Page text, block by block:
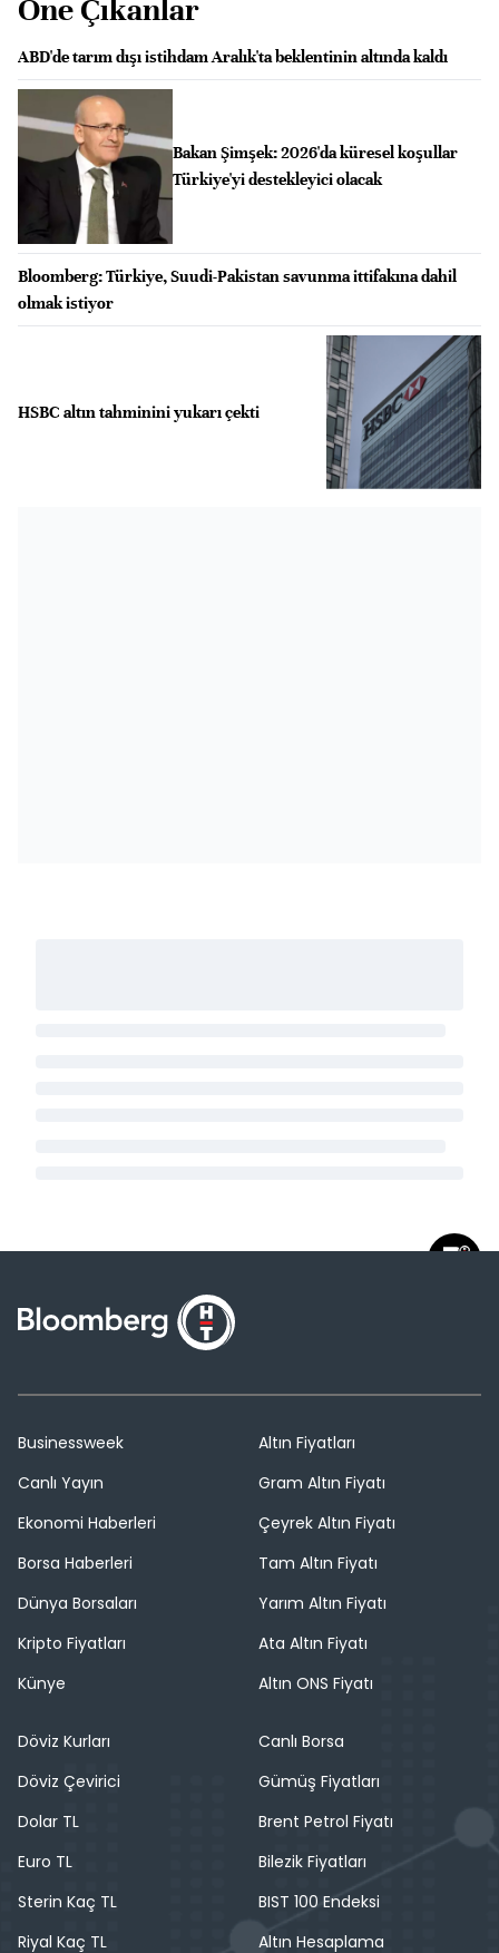
Öne Çıkanlar
ABD'de tarım dışı istihdam Aralık'ta beklentinin altında kaldı
Bakan Şimşek: 2026'da küresel koşullar
Türkiye'yi destekleyici olacak
Bloomberg: Türkiye, Suudi-Pakistan savunma ittifakına dahil
olmak istiyor
HSBC altın tahminini yukarı çekti
Businessweek
Canlı Yayın
Ekonomi Haberleri
Borsa Haberleri
Dünya Borsaları
Kripto Fiyatları
Künye
Altın Fiyatları
Gram Altın Fiyatı
Çeyrek Altın Fiyatı
Tam Altın Fiyatı
Yarım Altın Fiyatı
Ata Altın Fiyatı
Altın ONS Fiyatı
Döviz Kurları
Döviz Çevirici
Dolar TL
Euro TL
Sterin Kaç TL
Riyal Kaç TL
Canlı Borsa
Gümüş Fiyatları
Brent Petrol Fiyatı
Bilezik Fiyatları
BIST 100 Endeksi
Altın Hesaplama